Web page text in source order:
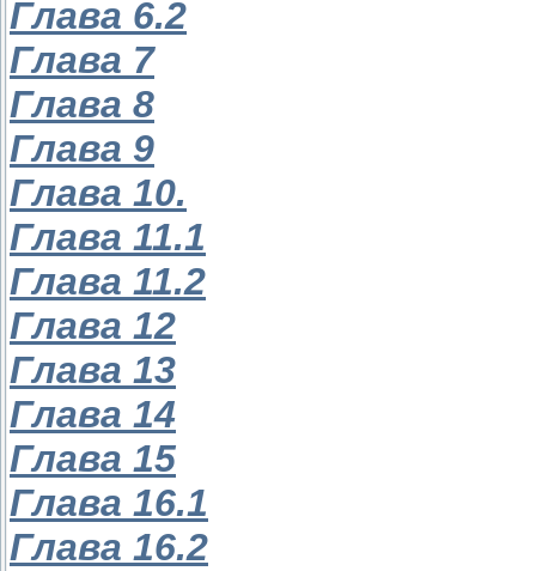
Глава 6.2
Глава 7
Глава 8
Глава 9
Глава 10.
Глава 11.1
Глава 11.2
Глава 12
Глава 13
Глава 14
Глава 15
Глава 16.1
Глава 16.2